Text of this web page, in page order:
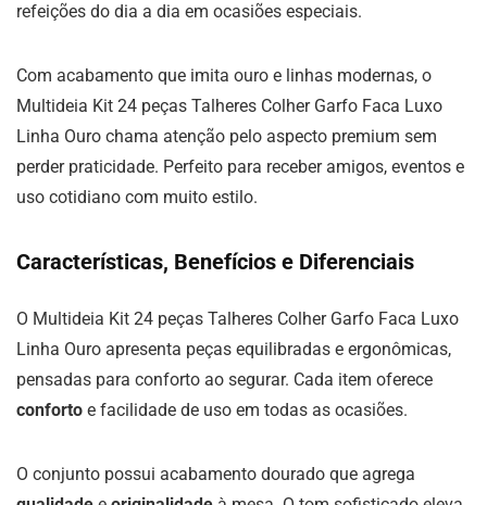
refeições do dia a dia em ocasiões especiais.
Com acabamento que imita ouro e linhas modernas, o
Multideia Kit 24 peças Talheres Colher Garfo Faca Luxo
Linha Ouro chama atenção pelo aspecto premium sem
perder praticidade. Perfeito para receber amigos, eventos e
uso cotidiano com muito estilo.
Características, Benefícios e Diferenciais
O Multideia Kit 24 peças Talheres Colher Garfo Faca Luxo
Linha Ouro apresenta peças equilibradas e ergonômicas,
pensadas para conforto ao segurar. Cada item oferece
conforto e facilidade de uso em todas as ocasiões.
O conjunto possui acabamento dourado que agrega